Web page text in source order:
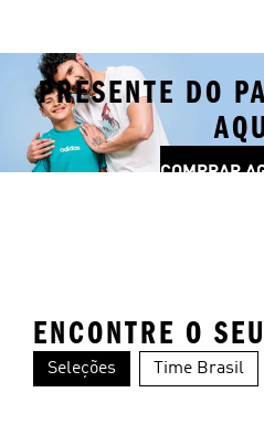
PRESENTE DO
COMPRAR
ENCONTRE O
Seleções Time Brasil
Alemanha